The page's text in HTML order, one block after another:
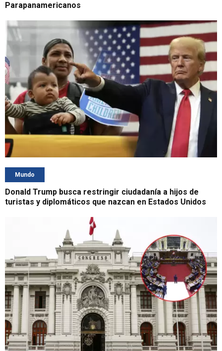
Parapanamericanos
Mundo
Donald Trump busca restringir ciudadanía a hijos de
turistas y diplomáticos que nazcan en Estados Unidos